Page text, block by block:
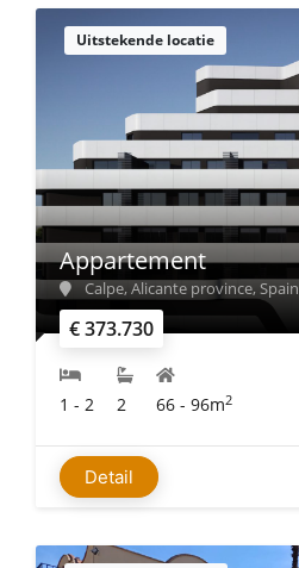
Uitstekende locatie
€ 373.730
Appartement
Calpe, Alicante province, Spain
1 - 2 2 66 - 96m2
Detail